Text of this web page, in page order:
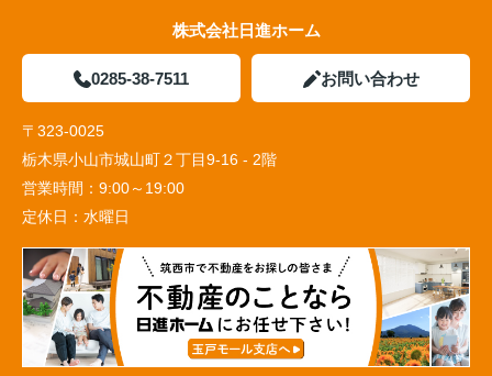
株式会社日進ホーム
0285-38-7511 お問い合わせ
〒323-0025
栃木県小山市城山町２丁目9-16 - 2階
営業時間： 9:00～19:00
定休日： 水曜日